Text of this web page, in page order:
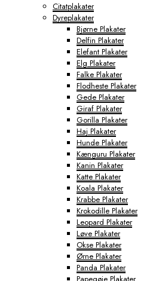
Citatplakater
Dyreplakater
Bjørne Plakater
Delfin Plakater
Elefant Plakater
Elg Plakater
Falke Plakater
Flodheste Plakater
Gede Plakater
Giraf Plakater
Gorilla Plakater
Haj Plakater
Hunde Plakater
Kænguru Plakater
Kanin Plakater
Katte Plakater
Koala Plakater
Krabbe Plakater
Krokodille Plakater
Leopard Plakater
Løve Plakater
Okse Plakater
Ørne Plakater
Panda Plakater